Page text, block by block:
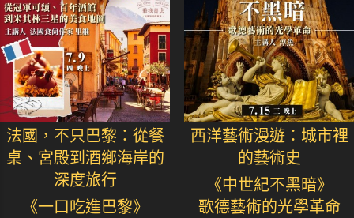
法國，不只巴黎：從餐
桌、宮殿到酒鄉海岸的
深度旅行
《一口吃進巴黎》
西洋藝術漫遊：城市裡
的藝術史
《中世紀不黑暗》
歌德藝術的光學革命